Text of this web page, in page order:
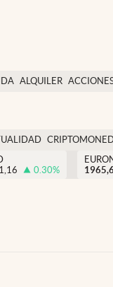
ALQUILER
USA
1,16 0.30%